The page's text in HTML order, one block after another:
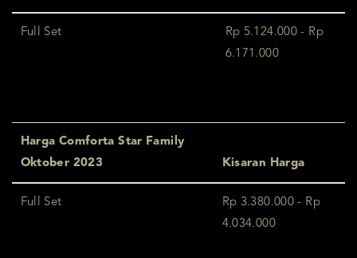
Full Set
Rp 5.124.000 - Rp
6.171.000
Harga Comforta Star Family
Oktober 2023
Kisaran Harga
Full Set
Rp 3.380.000 - Rp
4.034.000